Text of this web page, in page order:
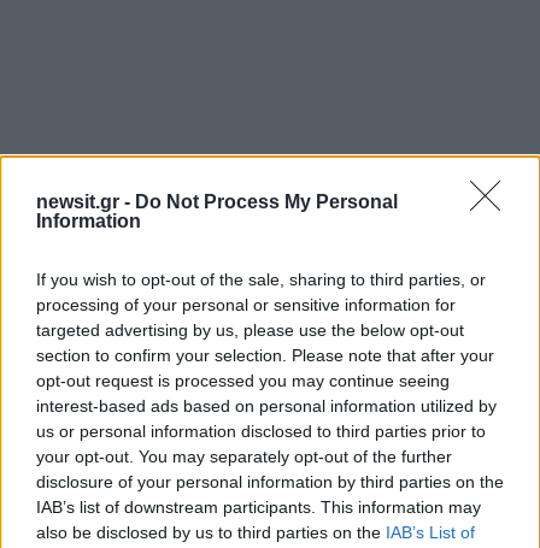
newsit.gr - Do Not Process My Personal
Information
If you wish to opt-out of the sale, sharing to third parties, or
processing of your personal or sensitive information for
targeted advertising by us, please use the below opt-out
section to confirm your selection. Please note that after your
opt-out request is processed you may continue seeing
interest-based ads based on personal information utilized by
us or personal information disclosed to third parties prior to
your opt-out. You may separately opt-out of the further
disclosure of your personal information by third parties on the
IAB’s list of downstream participants. This information may
also be disclosed by us to third parties on the IAB’s List of
Αν τα χάσατε
Marfin: Απολογείται
σήμερα η 46χρονη που
έφτασε από τη Βρετανία –
Προσωρινά
δήμαρχος, ο
ο ιδιοκτήτης του